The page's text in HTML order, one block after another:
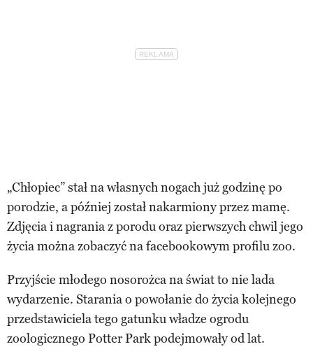
„Chłopiec” stał na własnych nogach już godzinę po
porodzie, a później został nakarmiony przez mamę.
Zdjęcia i nagrania z porodu oraz pierwszych chwil jego
życia można zobaczyć na facebookowym profilu zoo.
Przyjście młodego nosorożca na świat to nie lada
wydarzenie. Starania o powołanie do życia kolejnego
przedstawiciela tego gatunku władze ogrodu
zoologicznego Potter Park podejmowały od lat.